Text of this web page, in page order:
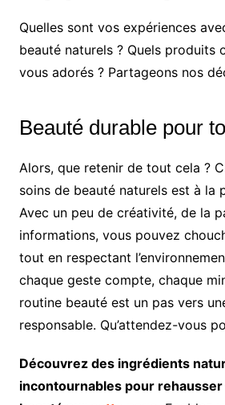
Quelles sont vos expériences
beauté naturels ? Quels produits
vous adorés ? Partageons nos
Beauté durable pour
Alors, que retenir de tout cela ?
soins de beauté naturels est à la
Avec un peu de créativité, de la
informations, vous pouvez
tout en respectant
chaque geste compte, chaque
routine beauté est un pas vers
responsable. Qu’attendez-vous
Découvrez des ingrédients
incontournables pour